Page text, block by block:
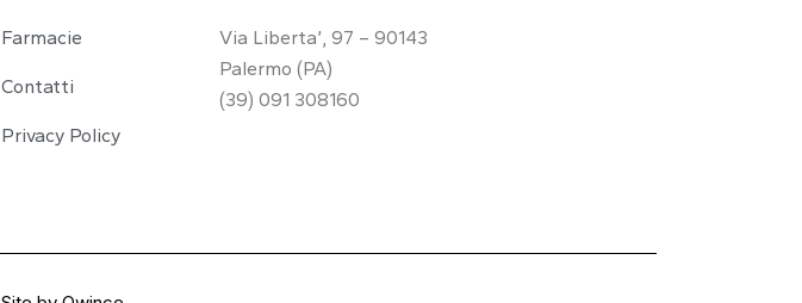
Farmacie
Contatti
Privacy Policy
Via Liberta’, 97 – 90143
Palermo (PA)
(39) 091 308160